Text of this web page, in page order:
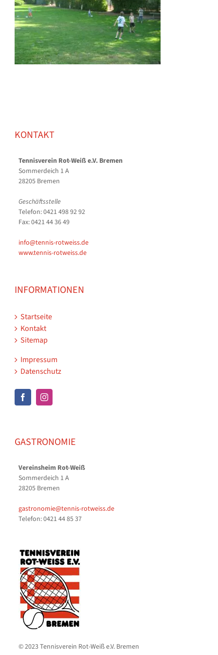
KONTAKT
Tennisverein Rot-Weiß e.V. Bremen
Sommerdeich 1 A
28205 Bremen
Geschäftsstelle
Telefon: 0421 498 92 92
Fax: 0421 44 36 49
info@tennis-rotweiss.de
www.tennis-rotweiss.de
INFORMATIONEN
Startseite
Kontakt
Sitemap
Impressum
Datenschutz
GASTRONOMIE
Vereinsheim Rot-Weiß
Sommerdeich 1 A
28205 Bremen
gastronomie@tennis-rotweiss.de
Telefon: 0421 44 85 37
© 2023 Tennisverein Rot-Weiß e.V. Bremen